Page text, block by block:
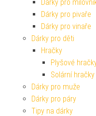
Dárky pro
Dárky pro pivaře
Dárky pro vinaře
Dárky pro děti
Hračky
Plyšové
Solární hračky
Dárky pro muže
Dárky pro páry
Tipy na dárky